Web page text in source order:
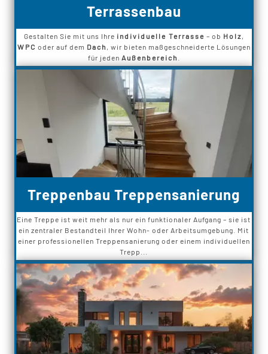
Terrassenbau
Gestalten Sie mit uns Ihre individuelle Terrasse – ob Holz,
WPC oder auf dem Dach , wir bieten maßgeschneiderte Lösungen
für jeden Außenbereich
Treppenbau Treppensanierung
Eine Treppe ist weit mehr als nur ein funktionaler Aufgang – sie ist
ein zentraler Bestandteil Ihrer Wohn- oder Arbeitsumgebung. Mit
einer professionellen Treppensanierung oder einem individuellen
Trepp...